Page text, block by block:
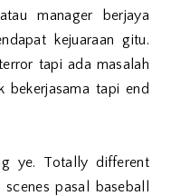
manager berjaya
kejuaraan gitu.
tapi ada masalah
bekerjasama tapi end
ye. Totally different
pasal baseball